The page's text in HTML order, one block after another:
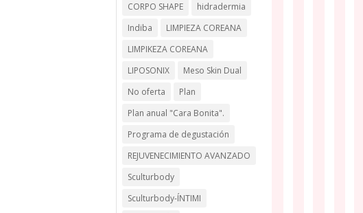
CORPO SHAPE
hidradermia
Indiba
LIMPIEZA COREANA
LIMPIKEZA COREANA
LIPOSONIX
Meso Skin Dual
No oferta
Plan
Plan anual "Cara Bonita".
Programa de degustación
REJUVENECIMIENTO AVANZADO
Sculturbody
Sculturbody-ÍNTIMI